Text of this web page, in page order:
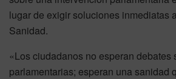
lugar de exigir soluciones inmediatas
Sanidad.
«Los ciudadanos no esperan debates
parlamentarias; esperan una sanidad